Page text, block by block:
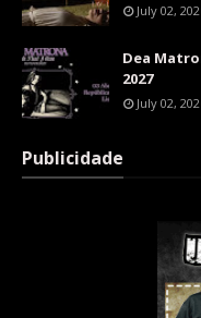
July 02,
Dea
2027
July 02,
Publicidade